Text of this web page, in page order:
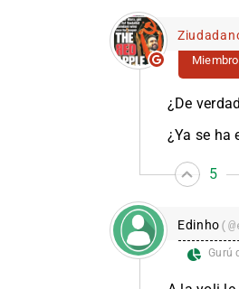
Miembro
¿De
¿Ya se ha
5
Edinho
Gurú